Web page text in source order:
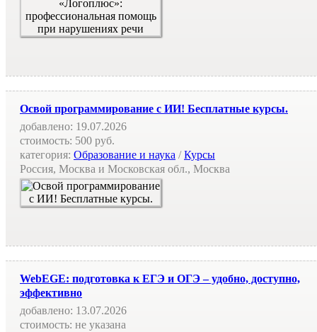
Освой программирование с ИИ! Бесплатные курсы.
добавлено: 19.07.2026
стоимость: 500 руб.
категория: Образование и наука /Курсы
Россия, Москва и Московская обл., Москва
WebEGE: подготовка к ЕГЭ и ОГЭ – удобно, доступно,
эффективно
добавлено: 13.07.2026
стоимость: не указана